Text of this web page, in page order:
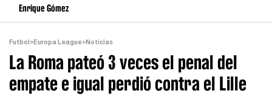
Enrique Gómez
Futbol >Europa League>Noticias
La Roma pateó 3 veces el penal del
empate e igual perdió contra el Lille